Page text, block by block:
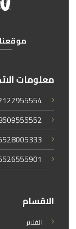
معلومات
الاقسام
الفلاتر